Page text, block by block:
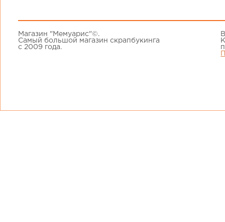
Магазин "Мемуарис"©.
Самый большой магазин скрапбукинга
с 2009 года.